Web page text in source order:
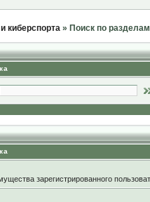
киберспорта» Поиск по
зарегистрированного